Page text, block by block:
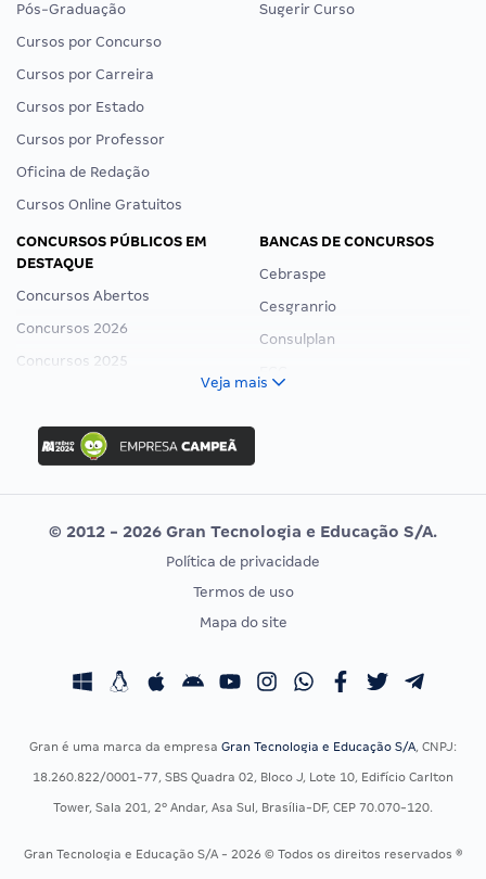
Pós-Graduação
Cursos por Concurso
Cursos por Carreira
Cursos por Estado
Cursos por Professor
Oficina de Redação
Cursos Online Gratuitos
Sugerir Curso
CONCURSOS PÚBLICOS EM
DESTAQUE
Concursos Abertos
Concursos 2026
Concursos 2025
Concurso Ibama
Concurso MPU
Editais publicados
BANCAS DE CONCURSOS
Cebraspe
Cesgranrio
Consulplan
Vunesp
CONCURSOS POR PROFISSÃO
Concursos Fiscais
Concursos Saúde
Residência Multiprofissional
EXAME DE ORDEM
Calendário OAB
Veja mais
© 2012 - 2026 Gran Tecnologia e Educação S/A.
Política de privacidade
Termos de uso
Mapa do site
Gran é uma marca da empresa Gran Tecnologia e Educação S/A, CNPJ:
18.260.822/0001-77, SBS Quadra 02, Bloco J, Lote 10, Edifício Carlton
Tower, Sala 201, 2º Andar, Asa Sul, Brasília-DF, CEP 70.070-120.
Gran Tecnologia e Educação S/A - 2026 © Todos os direitos reservados ®